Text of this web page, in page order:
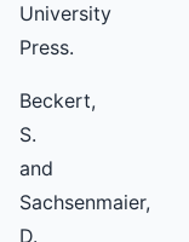
University
Press.
Beckert,
S.
and
Sachsenmaier,
D.